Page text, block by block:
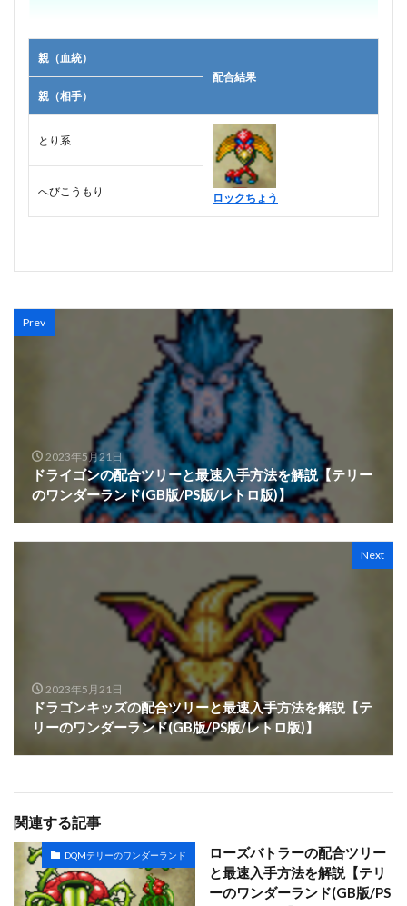
親（血統）
配合結果
親（相手）
とり系
ロックちょう
へびこうもり
Prev
2023年5月21日
ドライゴンの配合ツリーと最速入手方法を解説【テリー
のワンダーランド(GB版/PS版/レトロ版)】
Next
2023年5月21日
ドラゴンキッズの配合ツリーと最速入手方法を解説【テ
リーのワンダーランド(GB版/PS版/レトロ版)】
関連する記事
DQMテリーのワンダーランド
ローズバトラーの配合ツリー
と最速入手方法を解説【テリ
ーのワンダーランド(GB版/PS